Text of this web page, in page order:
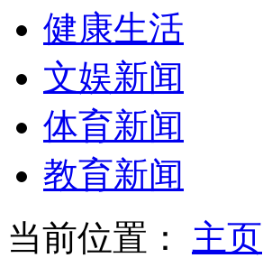
健康生活
文娱新闻
体育新闻
教育新闻
当前位置： 主页